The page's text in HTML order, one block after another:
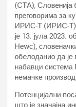
(СТА), Словенија
преговорима за
ИРИС-Т (ИРИС-Т).
је 13. јула 2023.
Неwс),
обелоданио да је
набавци
немачке
Потенцијални
што је значајна